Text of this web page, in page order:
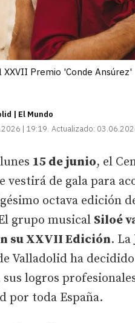
Premio 'Conde Ansúrez'
| El Mundo
| 19:19 Actualizado:
15 de junio, el
vestirá de gala para
octava edición
grupo musical Siloé
su XXVII Edición.
Valladolid ha
logros
por toda España.